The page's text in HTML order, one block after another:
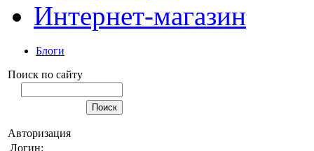
Интернет-магазин
Блоги
Поиск по сайту
Авторизация
Логин: